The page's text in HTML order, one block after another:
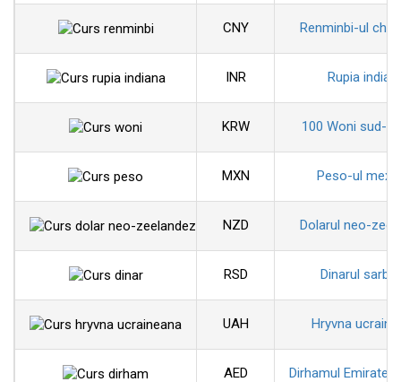
CNY Renminbi-ul
INR Rupia
KRW 100 Woni sud-
MXN Peso-ul
NZD Dolarul neo-
RSD Dinarul
UAH Hryvna
AED Dirhamul